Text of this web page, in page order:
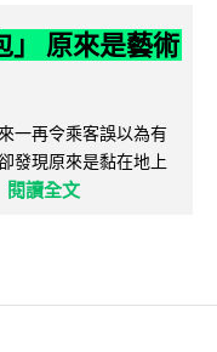
」 原來是藝術
一再令乘客誤以為有
發現原來是黏在地上
閱讀全文